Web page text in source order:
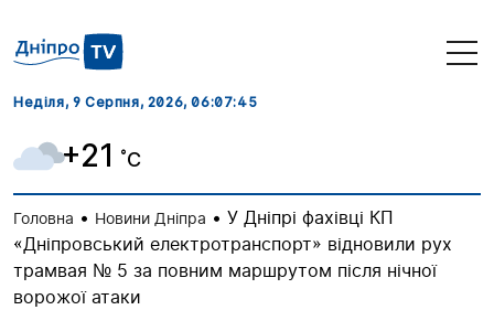
Неділя, 9 Серпня, 2026, 06:07:46
+21 ˚C
Головна • Новини Дніпра • У Дніпрі фахівці КП
«Дніпровський електротранспорт» відновили рух
трамвая № 5 за повним маршрутом після нічної
ворожої атаки